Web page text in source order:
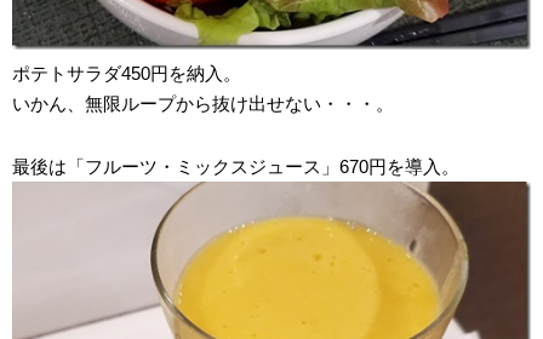
ポテトサラダ450円を納入。
いかん、無限ループから抜け出せない・・・。
最後は「フルーツ・ミックスジュース」670円を導入。